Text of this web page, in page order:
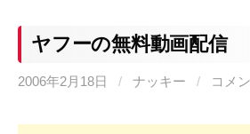
ヤフーの無料動画配信
2006年2月18日 / ナッキー / コメ